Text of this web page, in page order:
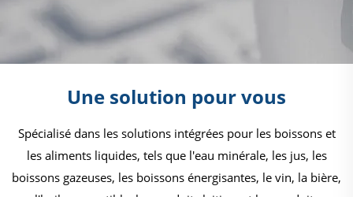
Une solution pour vous
Spécialisé dans les solutions intégrées pour les boissons et
les aliments liquides, tels que l'eau minérale, les jus, les
boissons gazeuses, les boissons énergisantes, le vin, la bière,